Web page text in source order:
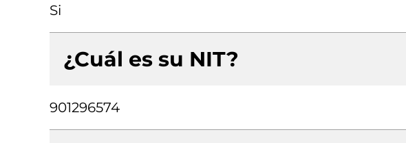
Si
¿Cuál es su NIT?
901296574